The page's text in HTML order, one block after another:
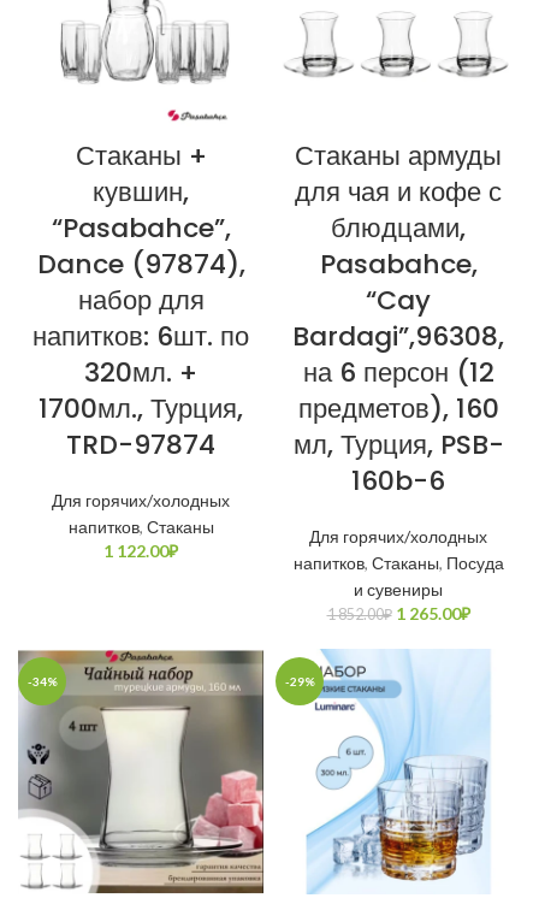
Стаканы +
кувшин,
“Pasabahce”,
Dance (97874),
набор для
напитков: 6шт. по
320мл. +
1700мл., Турция,
TRD-97874
Для горячих/холодных
напитков, Стаканы
1 122.00₽
Стаканы армуды
для чая и кофе с
блюдцами,
Pasabahce,
“Cay
Bardagi”,96308,
на 6 персон (12
предметов), 160
мл, Турция, PSB-
160b-6
Для горячих/холодных
напитков, Стаканы, Посуда
и сувениры
1 852.00₽ 1 265.00₽
-34% -29%